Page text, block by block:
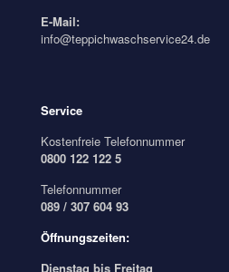
E-Mail:
info@teppichwaschservice24.de
Service
Kostenfreie Telefonnummer
0800 122 122 5
Telefonnummer
089 / 307 604 93
Öffnungszeiten:
Dienstag bis Freitag